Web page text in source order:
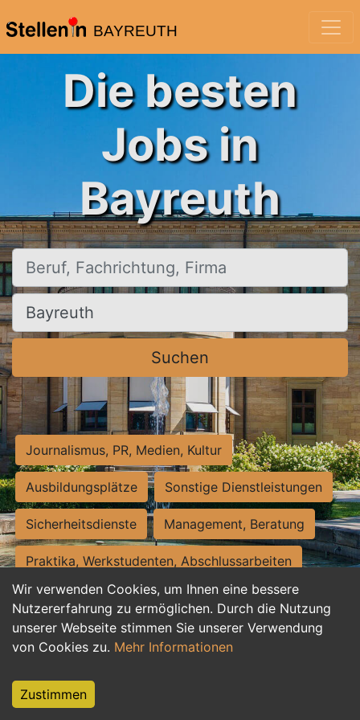
BAYREUTH
Wir verwenden Cookies, um Ihnen eine bessere
Nutzererfahrung zu ermöglichen. Durch die Nutzung
unserer Webseite stimmen Sie unserer Verwendung
von Cookies zu. Mehr Informationen
Zustimmen
Die besten
Jobs in
Bayreuth
Beruf, Fachrichtung, Firma
Ort, Stadt
Suchen
Journalismus, PR, Medien, Kultur
Ausbildungsplätze Sonstige Dienstleistungen
Sicherheitsdienste Management, Beratung
Praktika, Werkstudenten, Abschlussarbeiten
Personalwesen Assistenz, Sekretariat
Hilfskräfte, Aushilfs- und Nebenjobs
Weiterbildung, Studium, duale Ausbildung